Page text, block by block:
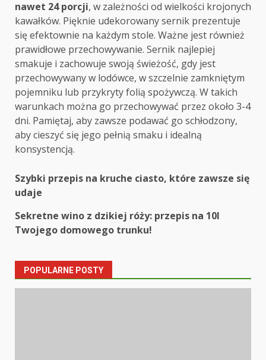
nawet 24 porcji, w zależności od wielkości krojonych
kawałków. Pięknie udekorowany sernik prezentuje
się efektownie na każdym stole. Ważne jest również
prawidłowe przechowywanie. Sernik najlepiej
smakuje i zachowuje swoją świeżość, gdy jest
przechowywany w lodówce, w szczelnie zamkniętym
pojemniku lub przykryty folią spożywczą. W takich
warunkach można go przechowywać przez około 3-4
dni. Pamiętaj, aby zawsze podawać go schłodzony,
aby cieszyć się jego pełnią smaku i idealną
konsystencją.
Post
navigation
Szybki przepis na kruche ciasto, które zawsze się
udaje
Sekretne wino z dzikiej róży: przepis na 10l
Twojego domowego trunku!
POPULARNE POSTY